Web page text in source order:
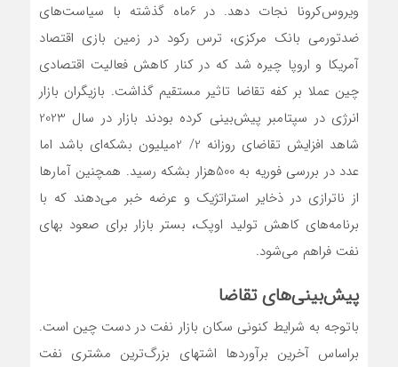
ویروس‌کرونا نجات دهد. در 6ماه گذشته با سیاست‌های
ضدتورمی بانک مرکزی، ترس رکود در زمین بازی اقتصاد
آمریکا و اروپا چیره شد که در کنار کاهش فعالیت اقتصادی
چین عملا بر کفه تقاضا تاثیر مستقیم گذاشت. بازیگران بازار
انرژی در سپتامبر پیش‌بینی کرده بودند بازار در سال 2023
شاهد افزایش تقاضای روزانه 2/ 2میلیون بشکه‌‌‌‌‌ای باشد اما
عدد در بررسی فوریه به 500هزار بشکه رسید. همچنین آمارها
از ناترازی در ذخایر استراتژیک و عرضه خبر می‌دهند که با
برنامه‌‌‌‌‌های کاهش تولید اوپک، بستر بازار برای صعود بهای
نفت فراهم می‌شود.
پیش‌بینی‌‌‌‌‌های تقاضا
باتوجه به شرایط کنونی سکان بازار نفت در دست چین است.
براساس آخرین برآورد‌ها اشتهای بزرگ‌ترین مشتری نفت